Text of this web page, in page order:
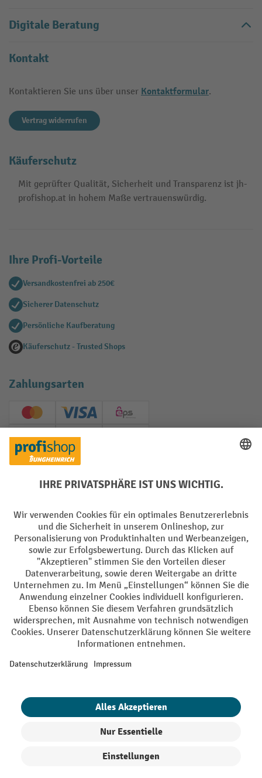
Digitale Beratung
Kontakt
Kontaktieren Sie uns über unser Kontaktformular.
Vertrag widerrufen
Käuferschutz
Mit geprüfter Qualität, Sicherheit und Transparenz ist jh-
profishop.at in hohem Maße vertrauenswürdig.
Ihre Profi-Vorteile
Versandkostenfrei ab 250€
Sicherer Datenschutz
Persönliche Kaufberatung
Käuferschutz - Trusted Shops
Zahlungsarten
Creditcard (Master)Creditcard (Visa)
EPS
PayPal
Soziale Netzwerke
Impressum Datenschutz
Barrierefreiheit Privacy Settings
Alle Preise exkl. gesetzl. Mehrwertsteuer zzgl.Versandkostenund ggf.
Nachnahmegebühren, wenn nicht anders angegeben.
¹ Der Rabatt gilt so lange der Vorrat reicht. Der Rabatt gilt nicht auf
oder Gutscheinen ist nicht möglich. | ² Der Rabatt wird einmalig bei
eingelöst werden. Die Höhe des Rabatts variiert je nach
Produktkategorie und beträgt bis zu 10 % (10 % auf Lager, Umwelt,
Heben | 7% auf Büro). Ausgenommen sind Elektro-Hubwagen,
Ausschluss von Werkzeug. Gilt nicht auf Sonderpreise. Kombination